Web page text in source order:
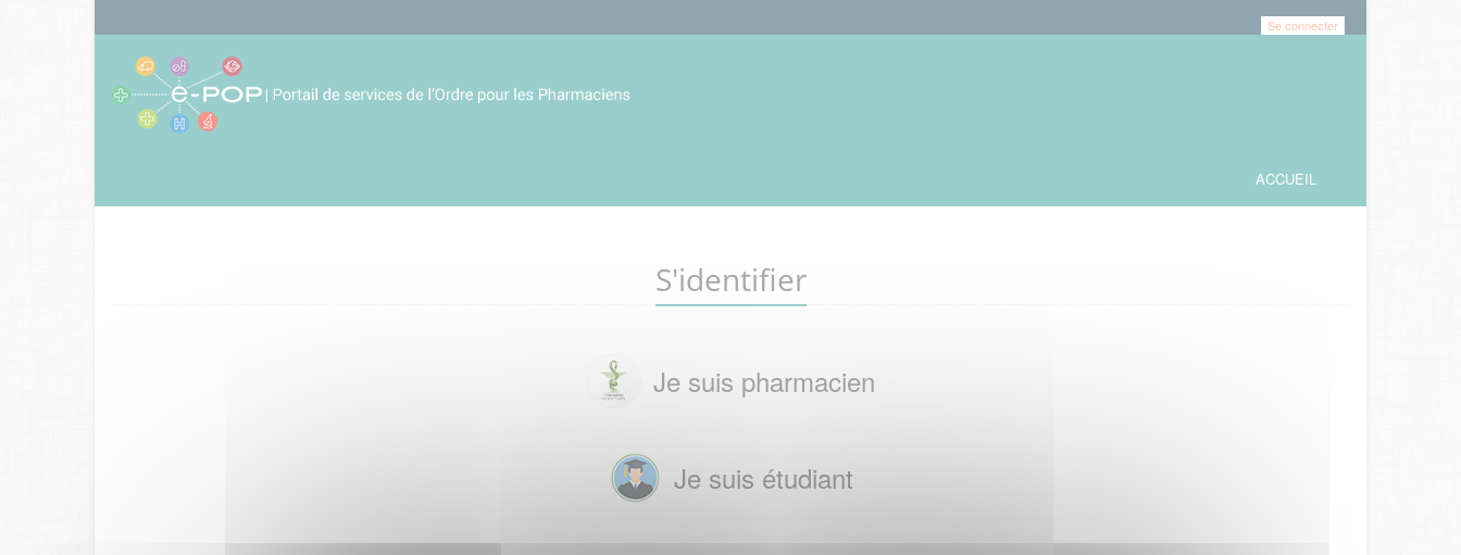
Se connecter
ACCUEIL
S'identifier
Je suis pharmacien
Je suis étudiant